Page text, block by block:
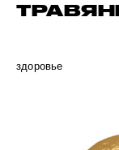
здоровье